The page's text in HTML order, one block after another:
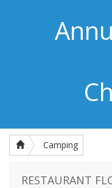
Camping
RESTAURANT